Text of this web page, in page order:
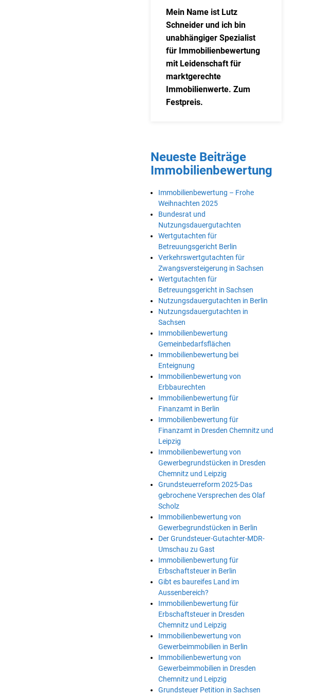
Mein Name ist Lutz
Schneider und ich bin
unabhängiger Spezialist
für Immobilienbewertung
mit Leidenschaft für
marktgerechte
Immobilienwerte. Zum
Festpreis.
Neueste Beiträge
Immobilienbewertung
Immobilienbewertung – Frohe
Weihnachten 2025
Bundesrat und
Nutzungsdauergutachten
Wertgutachten für
Betreuungsgericht Berlin
Verkehrswertgutachten für
Zwangsversteigerung in Sachsen
Wertgutachten für
Betreuungsgericht in Sachsen
Nutzungsdauergutachten in Berlin
Nutzungsdauergutachten in
Sachsen
Immobilienbewertung
Gemeinbedarfsflächen
Immobilienbewertung bei
Enteignung
Immobilienbewertung von
Erbbaurechten
Immobilienbewertung für
Finanzamt in Berlin
Immobilienbewertung für
Finanzamt in Dresden Chemnitz und
Leipzig
Immobilienbewertung von
Gewerbegrundstücken in Dresden
Chemnitz und Leipzig
Grundsteuerreform 2025-Das
gebrochene Versprechen des Olaf
Scholz
Immobilienbewertung von
Gewerbegrundstücken in Berlin
Der Grundsteuer-Gutachter-MDR-
Umschau zu Gast
Immobilienbewertung für
Erbschaftsteuer in Berlin
Gibt es baureifes Land im
Aussenbereich?
Immobilienbewertung für
Erbschaftsteuer in Dresden
Chemnitz und Leipzig
Immobilienbewertung von
Gewerbeimmobilien in Berlin
Immobilienbewertung von
Gewerbeimmobilien in Dresden
Chemnitz und Leipzig
Grundsteuer Petition in Sachsen